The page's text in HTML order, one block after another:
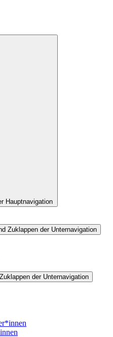
Hauptnavigation
Zuklappen der Unternavigation
der Unternavigation